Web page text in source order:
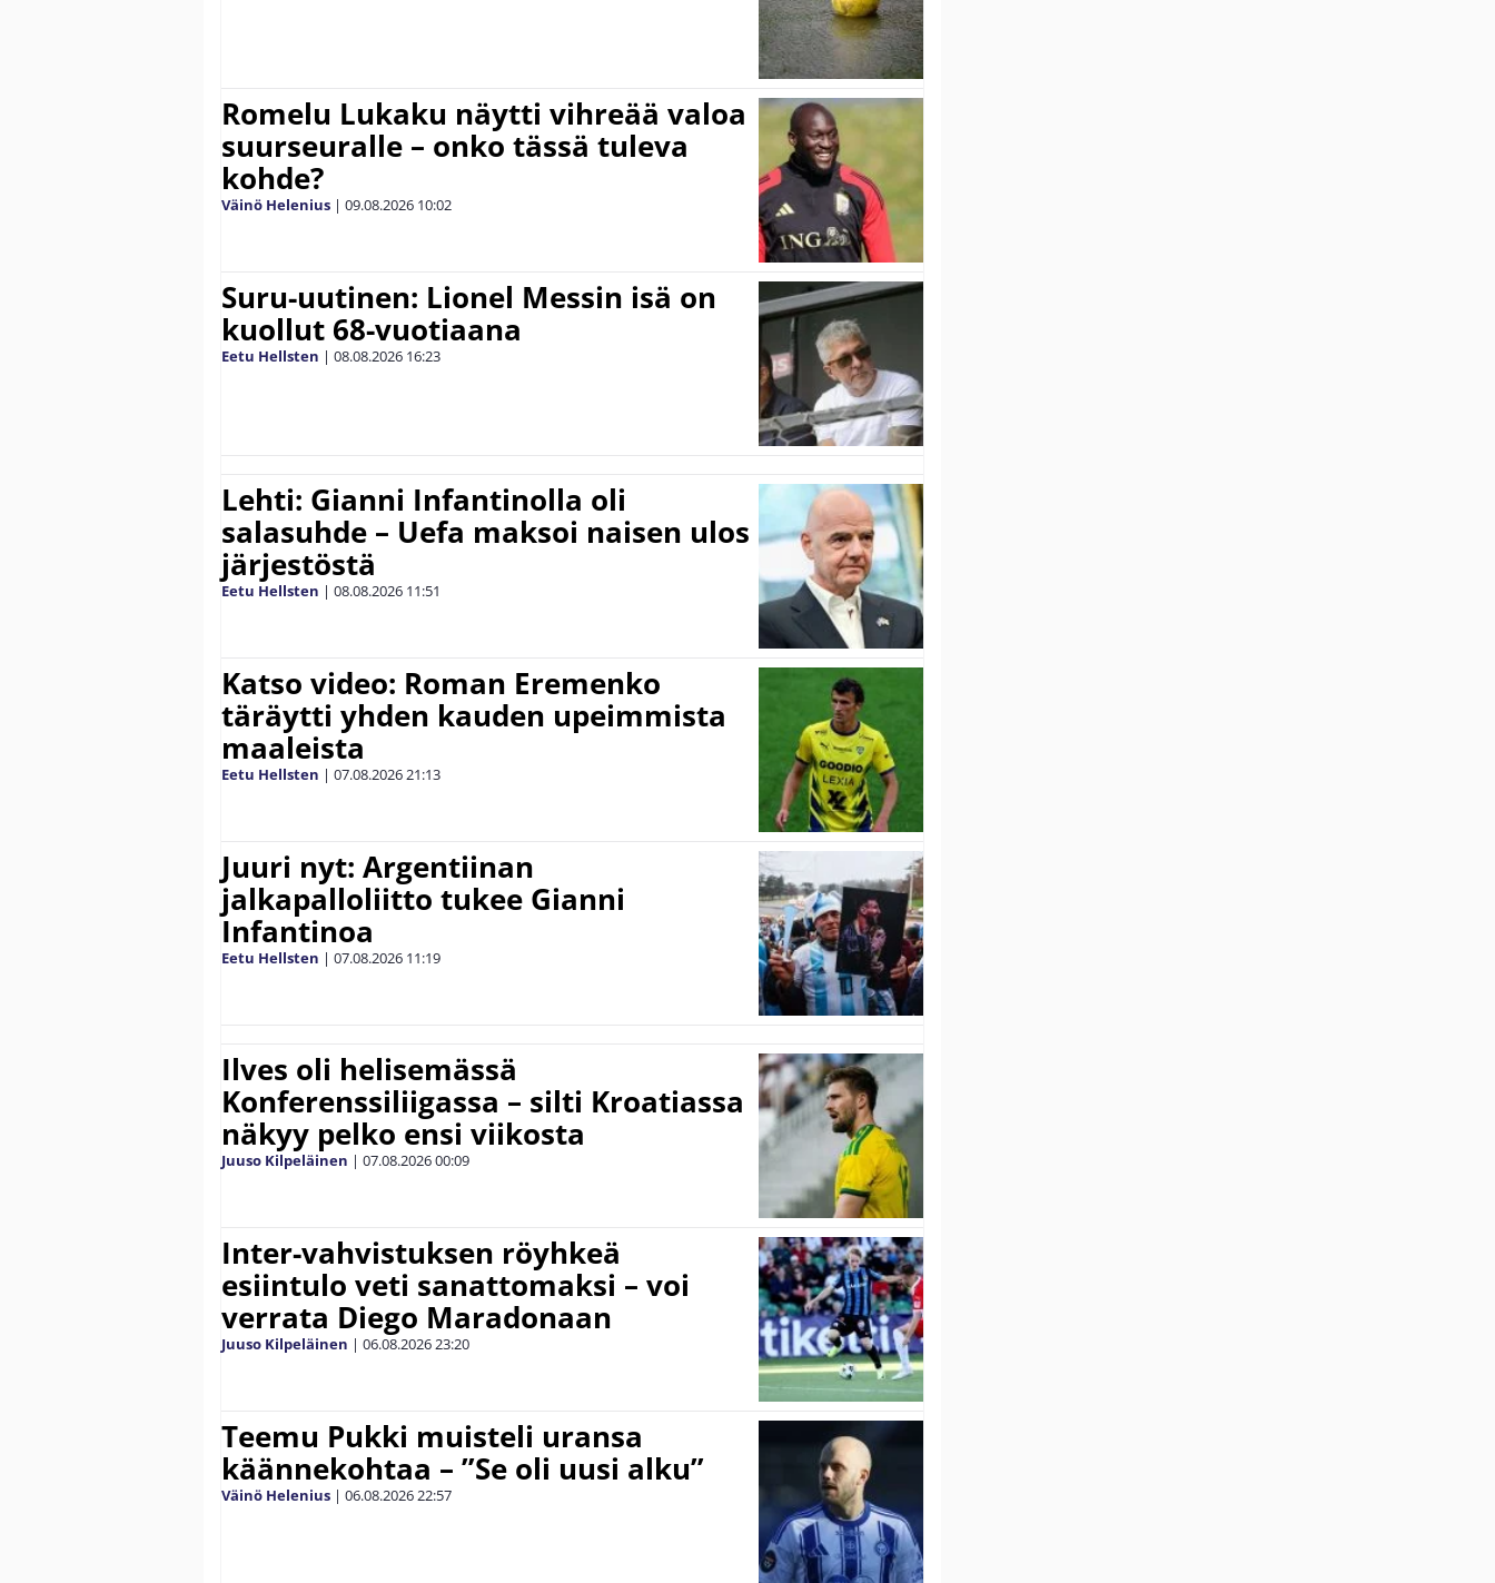
Romelu Lukaku näytti vihreää valoa
suurseuralle – onko tässä tuleva
kohde?
Väinö Helenius | 09.08.2026 10:02
Suru-uutinen: Lionel Messin isä on
kuollut 68-vuotiaana
Eetu Hellsten | 08.08.2026 16:23
Lehti: Gianni Infantinolla oli
salasuhde – Uefa maksoi naisen ulos
järjestöstä
Eetu Hellsten | 08.08.2026 11:51
Katso video: Roman Eremenko
täräytti yhden kauden upeimmista
maaleista
Eetu Hellsten | 07.08.202621:13
Juuri nyt: Argentiinan
jalkapalloliitto tukee Gianni
Infantinoa
Eetu Hellsten | 07.08.2026 11:19
Ilves oli helisemässä
Konferenssiliigassa – silti Kroatiassa
näkyy pelko ensi viikosta
Juuso Kilpeläinen | 07.08.202600:09
Inter-vahvistuksen röyhkeä
esiintulo veti sanattomaksi – voi
verrata Diego Maradonaan
Juuso Kilpeläinen | 06.08.202623:20
Teemu Pukki muisteli uransa
käännekohtaa – ”Se oli uusi alku”
Väinö Helenius | 06.08.202622:57